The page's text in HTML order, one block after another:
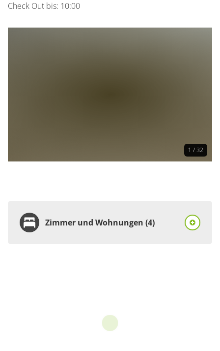
Check Out bis: 10:00
1 / 32
Zimmer und Wohnungen (4)
pro Person/Nacht